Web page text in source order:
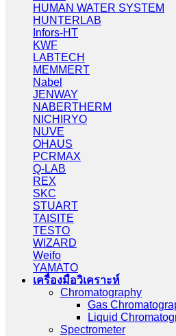
HUMAN WATER SYSTEM
HUNTERLAB
Infors-HT
KWF
LABTECH
MEMMERT
Nabel
JENWAY
NABERTHERM
NICHIRYO
NUVE
OHAUS
PCRMAX
Q-LAB
REX
SKC
STUART
TAISITE
TESTO
WIZARD
Weifo
YAMATO
เครื่องมือวิเคราะห์
Chromatography
Gas
Liquid
Spectrometer